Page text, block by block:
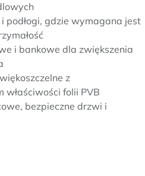
podłogi, gdzie wymagana jest
i bankowe dla zwiększenia
z
właściwości folii PVB
bezpieczne drzwi i